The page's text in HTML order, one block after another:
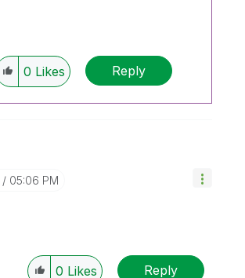
0 Likes Reply
05:06 PM
0 Likes Reply